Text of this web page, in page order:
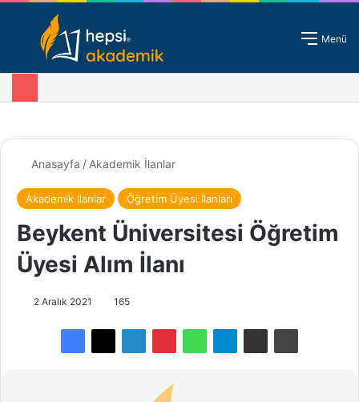
Giriş - Kayıt Menü
Anasayfa / Akademik İlanlar
Akademik İlanlar Öğretim Üyesi İlanları
Beykent Üniversitesi Öğretim
Üyesi Alım İlanı
2 Aralık 2021 165